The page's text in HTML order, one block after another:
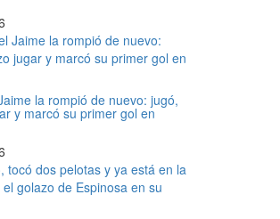
la rompió de nuevo: jugó,
y marcó su primer gol en